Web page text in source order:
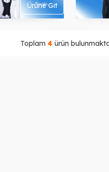
Ürüne Git
Toplam4 ürün